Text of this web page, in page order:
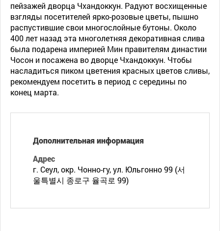
пейзажей дворца Чхандоккун. Радуют восхищенные
взгляды посетителей ярко-розовые цветы, пышно
распустившие свои многослойные бутоны. Около
400 лет назад эта многолетняя декоративная слива
была подарена империей Мин правителям династии
Чосон и посажена во дворце Чхандоккун. Чтобы
насладиться пиком цветения красных цветов сливы,
рекомендуем посетить в период с середины по
конец марта.
Дополнительная информация
Адрес
г. Сеул, окр. Чонно-гу, ул. Юльгонно 99 (서
울특별시 종로구 율곡로 99)